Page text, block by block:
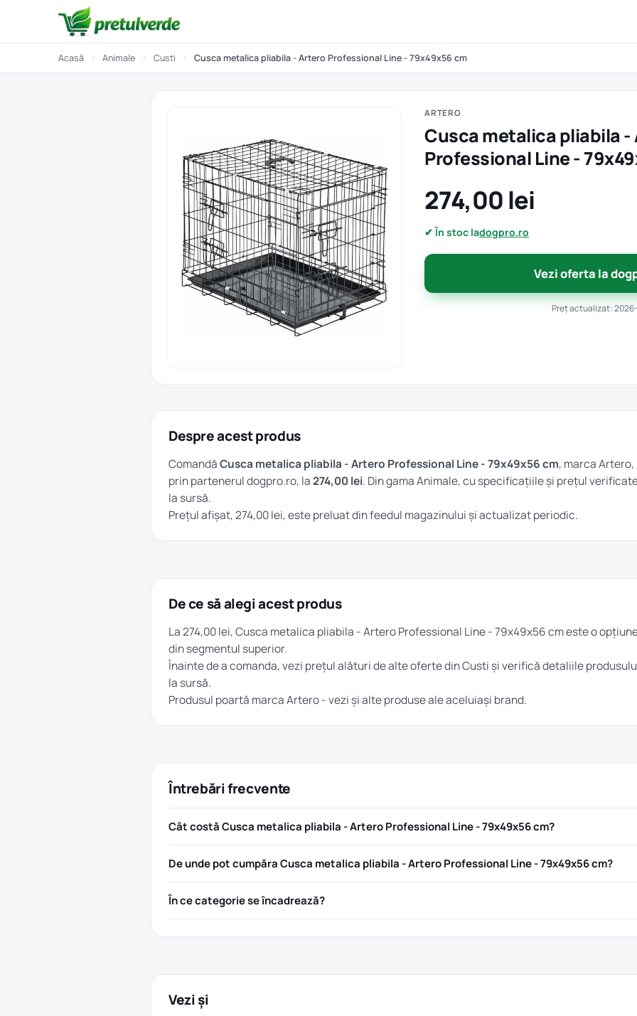
Acasă › Animale › Custi › Cusca metalica pliabila - Artero Professional Line - 79x49x56 cm
ARTERO
Cusca metalica pliabila -
Professional Line -
274,00 lei
✔ În stoc ladogpro.ro
Vezi oferta la
Preț actualizat:
Despre acest produs
ComandăCusca metalica pliabila - Artero Professional Line - 79x49x56 cm, marca Artero,
prin partenerul dogpro.ro, la274,00 lei. Din gamaAnimale, cu specificațiile și prețul
la sursă.
Prețul afișat, 274,00 lei, este preluat din feedul magazinului și actualizat periodic.
De ce să alegi acest produs
La 274,00 lei, Cusca metalica pliabila - Artero Professional Line - 79x49x56 cm este o
din segmentul superior.
Înainte de a comanda, vezi prețul alături de alte oferte dinCusti și verifică detaliile
la sursă.
Produsul poartă marcaArtero- vezi și alte produse ale aceluiași brand.
Întrebări frecvente
Cât costă Cusca metalica pliabila - Artero Professional Line - 79x49x56 cm?
De unde pot cumpăra Cusca metalica pliabila - Artero Professional Line - 79x49x56 cm?
În ce categorie se încadrează?
Vezi și